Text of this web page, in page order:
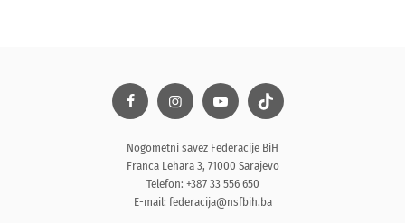
Nogometni savez Federacije BiH
Franca Lehara 3, 71000 Sarajevo
Telefon: +387 33 556 650
E-mail: federacija@nsfbih.ba